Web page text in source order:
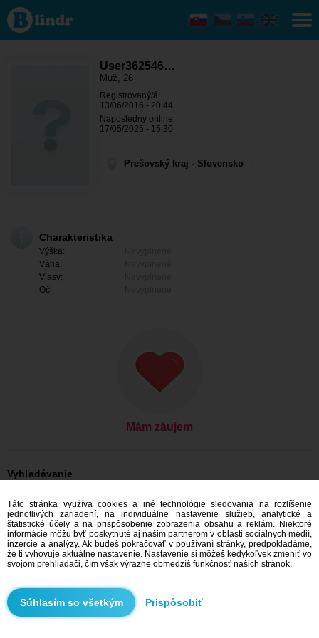
User36254674
- On hľadá
niekoho
Prešovský
User362546…
Muž, 26
Registrovaný/á:
13/06/2016 - 20:44
Naposledny online:
17/05/2025 - 15:30
Prešovský kraj - Slovensko
Charakteristika
Výška:
Váha:
Vlasy:
Oči:
Mám záujem
Vyhľadávanie
On hľadá ju: Muži, 26
On hľadá ju: Muži, 26 - Slovensko
On hľadá ju: Muži, 26 - Prešovský kraj
On hľadá ju: Muži, 26 - Sabinov
Zoznamka Slovensko
Zoznamka Prešovský kraj
Zoznamka Sabinov
Odporúčame
Táto stránka využíva cookies a iné technológie sledovania na rozlíšenie
jednotlivých zariadení, na individuálne nastavenie služieb, analytické a
štatistické účely a na prispôsobenie zobrazenia obsahu a reklám. Niektoré
informácie môžu byť poskytnuté aj našim partnerom v oblasti sociálnych médií,
inzercie a analýzy. Ak budeš pokračovať v používaní stránky, predpokladáme,
že ti vyhovuje aktuálne nastavenie. Nastavenie si môžeš kedykoľvek zmeniť vo
svojom prehliadači, čím však výrazne obmedzíš funkčnosť našich stránok.
Prispôsobiť